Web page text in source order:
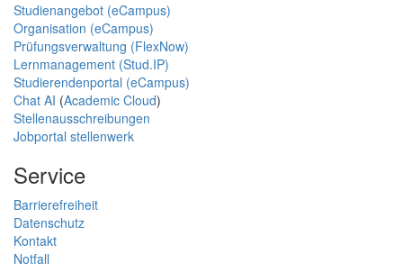
Studienangebot (eCampus)
Organisation (eCampus)
Prüfungsverwaltung (FlexNow)
Lernmanagement (Stud.IP)
Studierendenportal (eCampus)
Chat AI (Academic Cloud)
Stellenausschreibungen
Jobportal stellenwerk
Service
Barrierefreiheit
Datenschutz
Kontakt
Notfall